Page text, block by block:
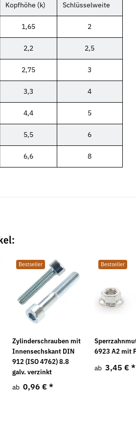
Kopfhöhe (k) Schlüsselweite
1,65 2
2,2 2,5
2,75 3
3,3 4
4,4 5
5,5 6
6,6 8
Bestseller
Zylinderschrauben mit
Innensechskant DIN
912 (ISO 4762) 8.8
galv. verzinkt
ab 0,96 € *
Bestseller
6923 A2 mit
ab 3,45 € *